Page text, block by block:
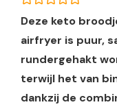
Deze keto
airfryer is puur,
rundergehakt
terwijl het van
dankzij de